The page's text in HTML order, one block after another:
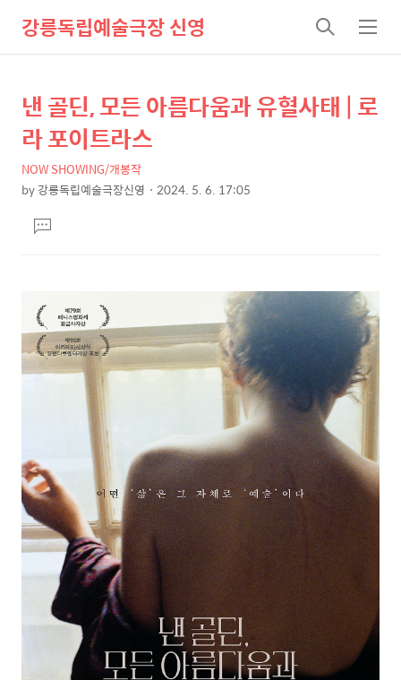
강릉독립예술극장 신영
검
색
메
뉴
상
세
텐
본
문
제
목
낸 골딘, 모든 아름다움과 유혈사태 | 로
라 포이트라스
NOW SHOWING/개봉작
by강릉독립예술극장신영 2024. 5. 6. 17:05
문댓
글